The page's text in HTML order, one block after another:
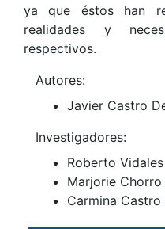
ya que éstos han
realidades y
respectivos.
Autores:
Javier Castro
Investigadores:
Roberto Vidales
Marjorie
Carmina